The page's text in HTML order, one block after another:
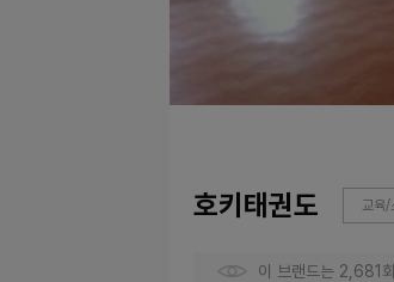
호키태권도 교육/
이 브랜드는 2,681